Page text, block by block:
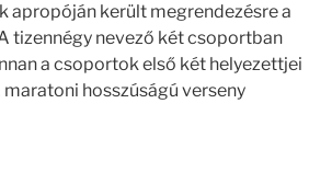
apropóján került megrendezésre a
tizennégy nevező két csoportban
a csoportok első két helyezettjei
hosszúságú verseny